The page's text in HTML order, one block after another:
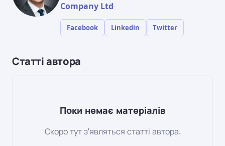
Company Ltd
Facebook Linkedin Twitter
Статті автора
Поки немає матеріалів
Скоро тут зʼявляться статті автора.